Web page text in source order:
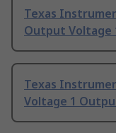
Texas
Output Voltage
Texas
Voltage 1